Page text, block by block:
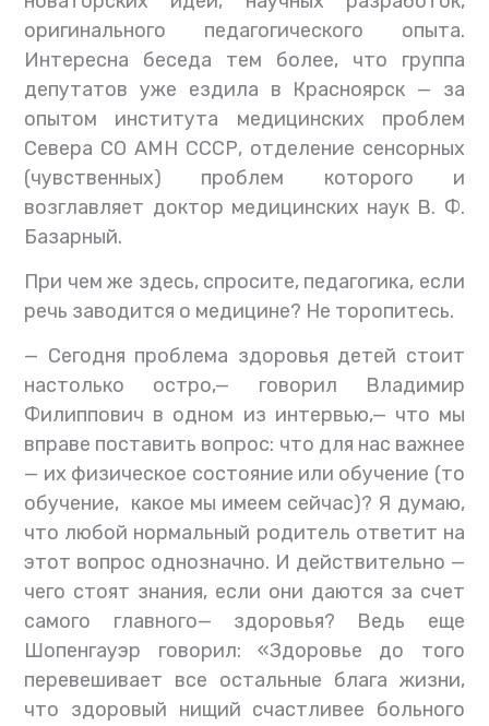
оригинального педагогического опыта.
Интересна беседа тем более, что группа
депутатов уже ездила в Красноярск — за
опытом института медицинских проблем
Севера СО АМН СССР, отделение сенсорных
(чувственных) проблем которого и
возглавляет доктор медицинских наук В. Ф.
Базарный.
При чем же здесь, спросите, педагогика, если
речь заводится о медицине? Не торопитесь.
— Сегодня проблема здоровья детей стоит
настолько остро,— говорил Владимир
Филиппович в одном из интервью,— что мы
вправе поставить вопрос: что для нас важнее
— их физическое состояние или обучение (то
обучение, какое мы имеем сейчас)? Я думаю,
что любой нормальный родитель ответит на
этот вопрос однозначно. И действительно —
чего стоят знания, если они даются за счет
самого главного— здоровья? Ведь еще
Шопенгауэр говорил: «Здоровье до того
перевешивает все остальные блага жизни,
что здоровый нищий счастливее больного